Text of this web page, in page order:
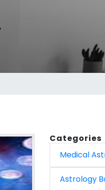
Categories
Medical
Astrology